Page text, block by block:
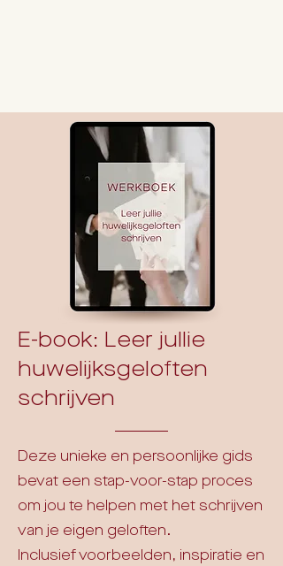
E-book: Leer jullie
huwelijksgeloften
schrijven
Deze unieke en persoonlijke gids
bevat een stap-voor-stap proces
om jou te helpen met het schrijven
van je eigen geloften.
Inclusief voorbeelden, inspiratie en